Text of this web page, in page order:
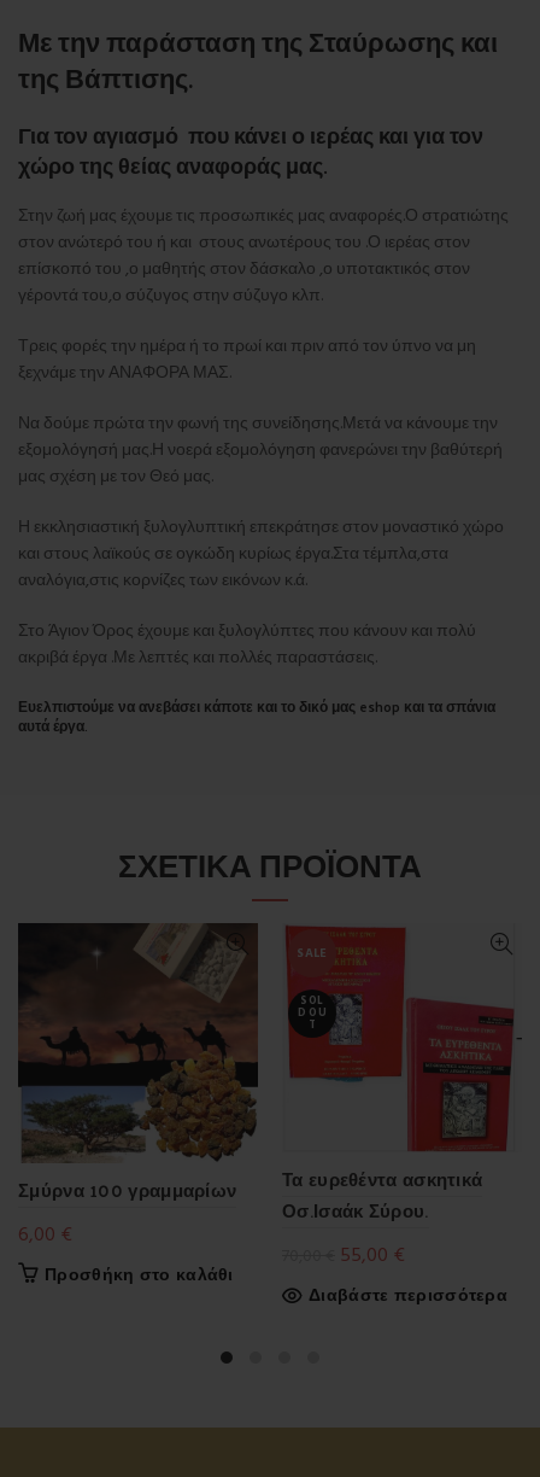
Με την παράσταση της Σταύρωσης και
της Βάπτισης.
Για τον αγιασμό που κάνει ο ιερέας και για τον
χώρο της θείας αναφοράς μας.
Στην ζωή μας έχουμε τις προσωπικές μας αναφορές.Ο στρατιώτης
στον ανώτερό του ή και στους ανωτέρους του .Ο ιερέας στον
επίσκοπό του ,ο μαθητής στον δάσκαλο ,ο υποτακτικός στον
γέροντά του,ο σύζυγος στην σύζυγο κλπ.
Τρεις φορές την ημέρα ή το πρωί και πριν από τον ύπνο να μη
ξεχνάμε την ΑΝΑΦΟΡΑ ΜΑΣ.
Να δούμε πρώτα την φωνή της συνείδησης.Μετά να κάνουμε την
εξομολόγησή μας.Η νοερά εξομολόγηση φανερώνει την βαθύτερή
μας σχέση με τον Θεό μας.
Η εκκλησιαστική ξυλογλυπτική επεκράτησε στον μοναστικό χώρο
και στους λαϊκούς σε ογκώδη κυρίως έργα.Στα τέμπλα,στα
αναλόγια,στις κορνίζες των εικόνων κ.ά.
Στο Άγιον Όρος έχουμε και ξυλογλύπτες που κάνουν και πολύ
ακριβά έργα .Με λεπτές και πολλές παραστάσεις.
Ευελπιστούμε να ανεβάσει κάποτε και το δικό μας eshop και τα σπάνια
αυτά έργα.
ΣΧΕΤΙΚΆ ΠΡΟΪΌΝΤΑ
Σμύρνα 100 γραμμαρίων
6,00 €
Προσθήκη στο καλάθι
SALE
SOL
D OU
T
Τα ευρεθέντα ασκητικά
Οσ.Ισαάκ Σύρου.
Original
price
was:
55,00 €
τρέχουσα
τιμή
Διαβάστε περισσότερα